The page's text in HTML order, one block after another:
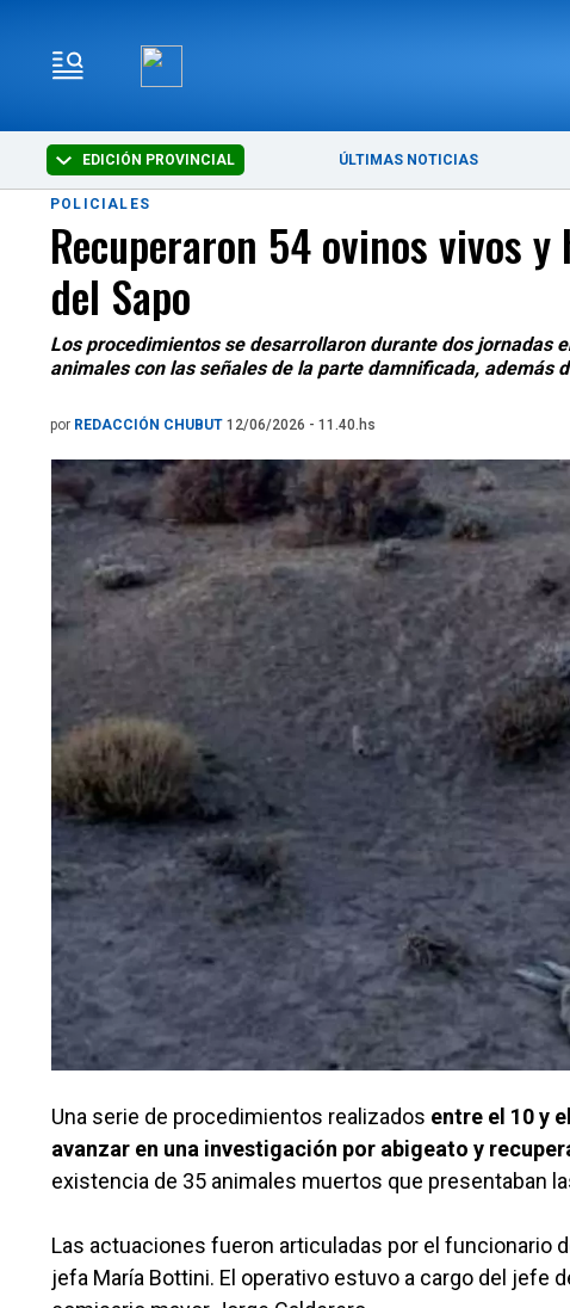
EDICIÓN PROVINCIAL ÚLTIMAS NOTICIAS
POLICIALES
Recuperaron 54 ovinos vivos
del Sapo
Los procedimientos se desarrollaron durante dos jornadas
animales con las señales de la parte damnificada, además
por REDACCIÓN CHUBUT 12/06/2026 - 11.40.hs
Una serie de procedimientos realizados entre el 10 y
avanzar en una investigación por abigeato y
existencia de 35 animales muertos que presentaban
Las actuaciones fueron articuladas por el funcionario
jefa María Bottini. El operativo estuvo a cargo del jefe